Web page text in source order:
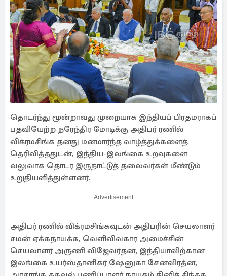
தொடர்ந்து மூன்றாவது முறையாக இந்தியப் பிரதமராகப்
பதவியேற்ற நரேந்திர மோடிக்கு அதிபர் ரணில்
விக்ரமசிங்க தனது மனமார்ந்த வாழ்த்துக்களைத்
தெரிவித்ததுடன், இந்திய-இலங்கை உறவுகளை
வலுவாக தொடர இருநாட்டுத் தலைவர்கள் மீண்டும்
உறுதியளித்துள்ளனர்.
Advertisement
அதிபர் ரணில் விக்ரமசிங்கவுடன் அதிபரின் செயலாளர்
சமன் ஏக்கநாயக்க, வெளிவிவகார அமைச்சின்
செயலாளர் அருணி விஜேவர்தன, இந்தியாவிற்கான
இலங்கை உயர்ஸ்தானிகர் ஷேனுகா சேனவிரத்ன,